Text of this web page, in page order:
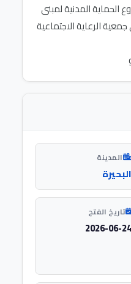
المدنية لمبنى
الرعاية الاجتماعية
المدينة
البحيرة
تاريخ الفتح
2026-06-24